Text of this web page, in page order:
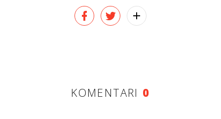
KOMENTARI 0